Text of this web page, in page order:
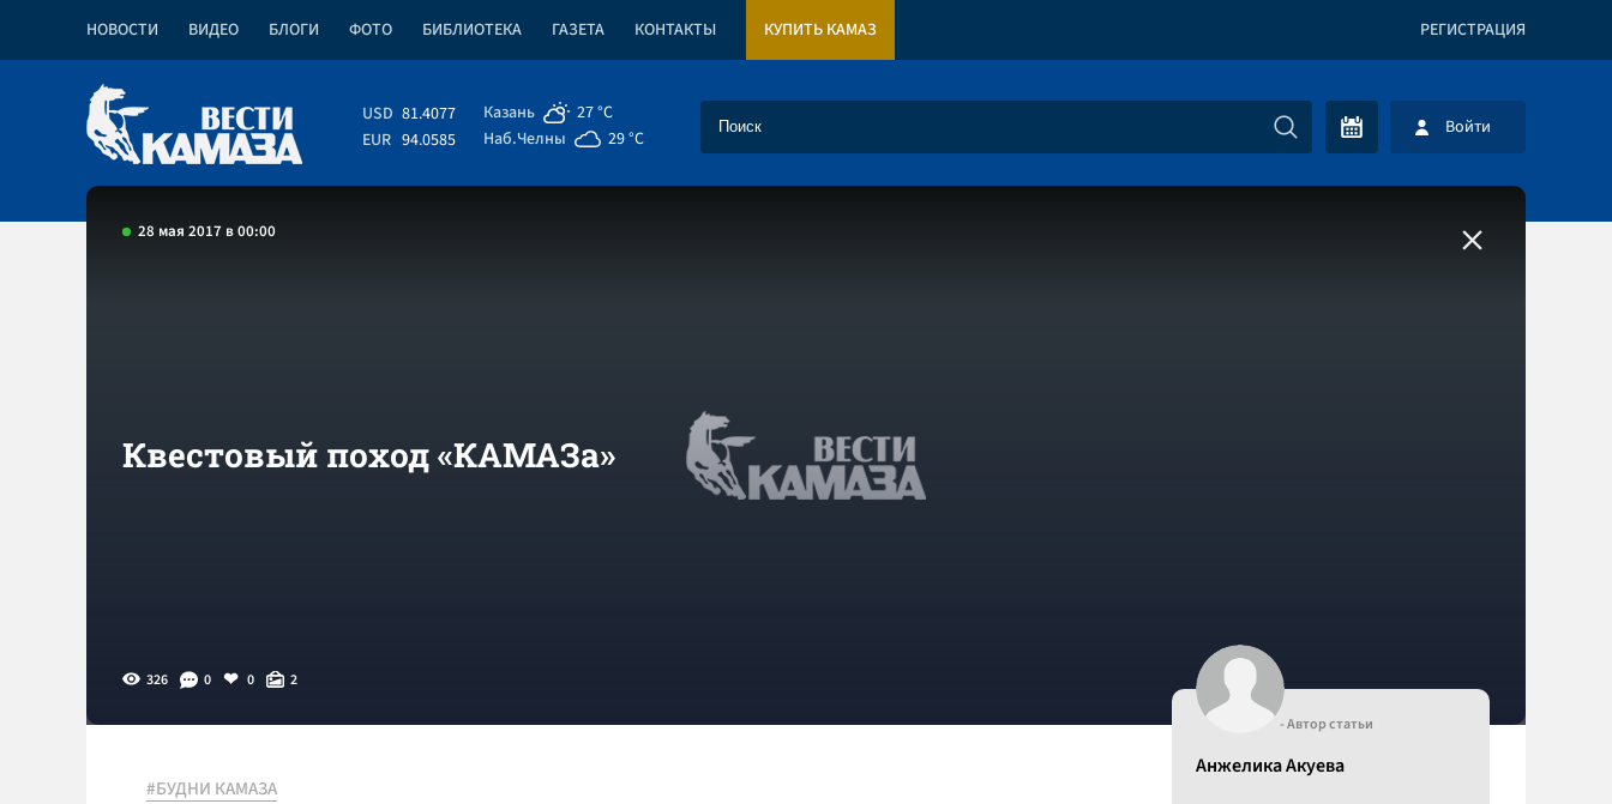
НОВОСТИ ВИДЕО БЛОГИ ФОТО БИБЛИОТЕКА ГАЗЕТА КОНТАКТЫ КУПИТЬ КАМАЗ РЕГИСТРАЦИЯ
USD 81.4077
EUR 94.0585
Казань
27 °C
Наб.Челны
29 °C Войти
28 мая 2017 в 00:00
Квестовый поход «КАМАЗа»
326 0 0 2
#БУДНИ КАМАЗА
- Автор статьи
Анжелика Акуева